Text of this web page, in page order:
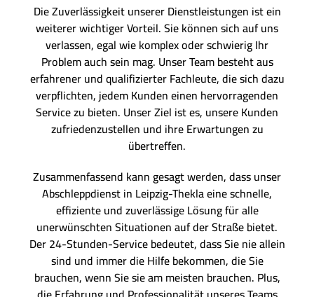
Die Zuverlässigkeit unserer Dienstleistungen ist ein
weiterer wichtiger Vorteil. Sie können sich auf uns
verlassen, egal wie komplex oder schwierig Ihr
Problem auch sein mag. Unser Team besteht aus
erfahrener und qualifizierter Fachleute, die sich dazu
verpflichten, jedem Kunden einen hervorragenden
Service zu bieten. Unser Ziel ist es, unsere Kunden
zufriedenzustellen und ihre Erwartungen zu
übertreffen.
Zusammenfassend kann gesagt werden, dass unser
Abschleppdienst in Leipzig-Thekla eine schnelle,
effiziente und zuverlässige Lösung für alle
unerwünschten Situationen auf der Straße bietet.
Der 24-Stunden-Service bedeutet, dass Sie nie allein
sind und immer die Hilfe bekommen, die Sie
brauchen, wenn Sie sie am meisten brauchen. Plus,